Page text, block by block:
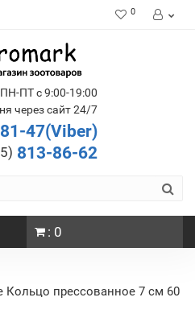
0
ПН-ПТ с 9:00-19:00
через сайт 24/7
47(Viber)
813-86-62
: 0
Кольцо прессованное 7 см 60